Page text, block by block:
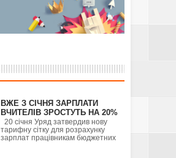
ВЖЕ З СІЧНЯ ЗАРПЛАТИ
ВЧИТЕЛІВ ЗРОСТУТЬ НА 20%
20 січня Уряд затвердив нову
тарифну сітку для розрахунку
зарплат працівникам бюджетних